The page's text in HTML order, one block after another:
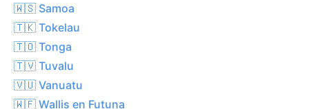
🇼🇸 Samoa
🇹🇰 Tokelau
🇹🇴 Tonga
🇹🇻 Tuvalu
🇻🇺 Vanuatu
🇼🇫 Wallis en Futuna